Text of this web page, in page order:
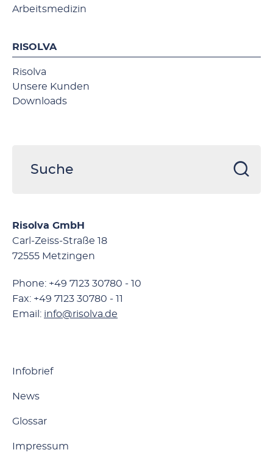
Arbeitsmedizin
RISOLVA
Risolva
Unsere Kunden
Downloads
Risolva GmbH
Carl-Zeiss-Straße 18
72555 Metzingen
Phone: +49 7123 30780 - 10
Fax: +49 7123 30780 - 11
Email: info@risolva.de
Infobrief
News
Glossar
Impressum